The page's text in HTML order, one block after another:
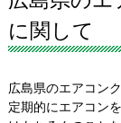
に関して
広島県のエアコン
定期的にエアコン